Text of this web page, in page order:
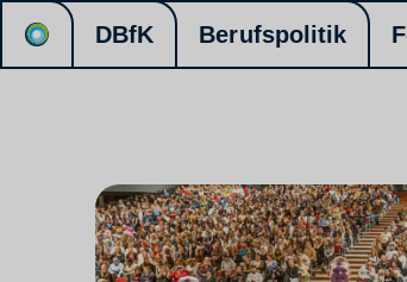
DBfK Berufspolitik